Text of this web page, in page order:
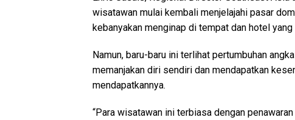
wisatawan mulai kembali menjelajahi pasar
kebanyakan menginap di tempat dan hotel
Namun, baru-baru ini terlihat pertumbuhan
memanjakan diri sendiri dan mendapatkan
mendapatkannya.
“Para wisatawan ini terbiasa dengan